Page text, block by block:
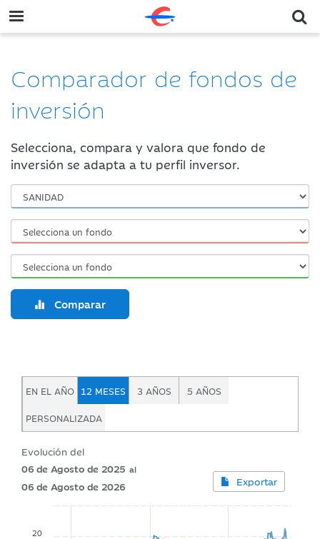
Comparador de fondos de
inversión
Selecciona, compara y valora que fondo de
inversión se adapta a tu perfil inversor.
Comparar
EN EL AÑO 12 MESES 3 AÑOS 5 AÑOS
PERSONALIZADA
Evolución del
06 de Agosto de 2025
06 de Agosto de 2026
Exportar
20